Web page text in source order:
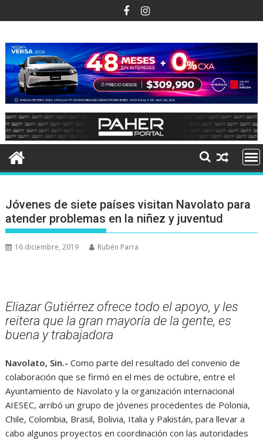
al
Jóvenes de siete países visitan Navolato para
atender problemas en la niñez y juventud
16 diciembre, 2019 Rubén Parra
Eliazar Gutiérrez ofrece todo el apoyo, y les
reitera que la gran mayoría de la gente, es
buena y trabajadora
Navolato, Sin.-Como parte del resultado del convenio de
colaboración que se firmó en el mes de octubre, entre el
Ayuntamiento de Navolato y la organización internacional
AIESEC, arribó un grupo de jóvenes procedentes de Polonia,
Chile, Colombia, Brasil, Bolivia, Italia y Pakistán, para llevar a
cabo algunos proyectos en coordinación con las autoridades